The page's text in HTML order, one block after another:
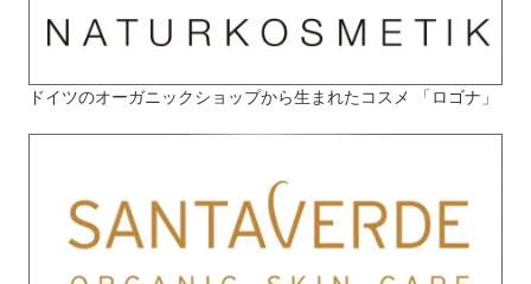
ドイツのオーガニックショップから生まれたコスメ 「ロゴナ」